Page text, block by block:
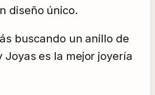
diseño único.
buscando un anillo de
es la mejor joyería